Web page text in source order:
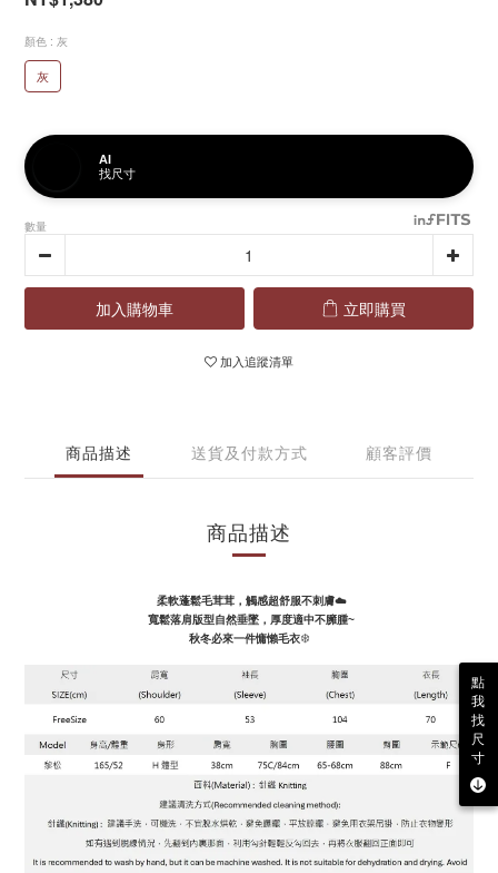
顏色 : 灰
灰
AI
找尺寸
數量
加入購物車 立即購買
加入追蹤清單
商品描述 送貨及付款方式 顧客評價
商品描述
柔軟蓬鬆毛茸茸，觸感超舒服不刺膚☁️
寬鬆落肩版型自然垂墜，厚度適中不臃腫~
秋冬必來一件慵懶毛衣❄️
點
我
找
尺
寸